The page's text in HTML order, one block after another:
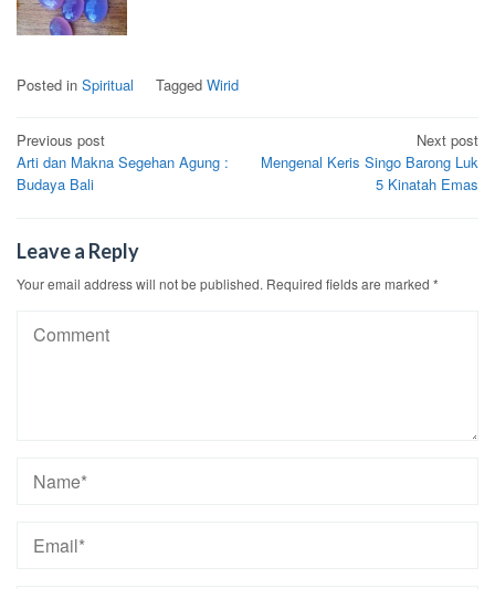
Posted in Spiritual Tagged Wirid
Post
navigation
Previous post
Arti dan Makna Segehan Agung :
Budaya Bali
Next post
Mengenal Keris Singo Barong Luk
5 Kinatah Emas
Leave a Reply
Your email address will not be published. Required fields are marked *